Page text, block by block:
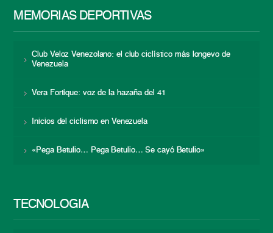
MEMORIAS DEPORTIVAS
Club Veloz Venezolano: el club ciclístico más longevo de
Venezuela
Vera Fortique: voz de la hazaña del 41
Inicios del ciclismo en Venezuela
«Pega Betulio… Pega Betulio… Se cayó Betulio»
TECNOLOGÍA